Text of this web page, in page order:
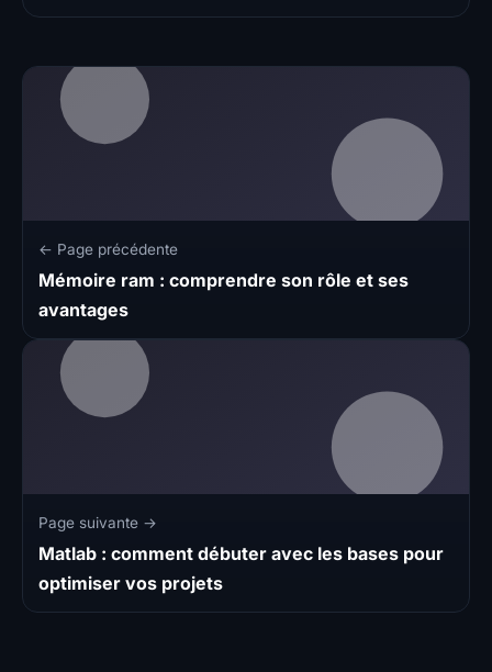
← Page précédente
Mémoire ram : comprendre son rôle et ses
avantages
Page suivante →
Matlab : comment débuter avec les bases pour
optimiser vos projets